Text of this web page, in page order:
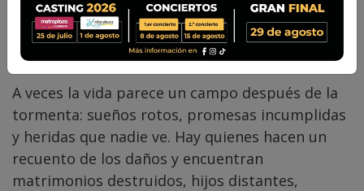
A veces la vida parece un campo después de la
tormenta: sueños rotos, promesas incumplidas
y heridas que nadie ve. Hay quienes hacen un
recuento de los daños y encuentran
matrimonios destruidos, hijos distantes,